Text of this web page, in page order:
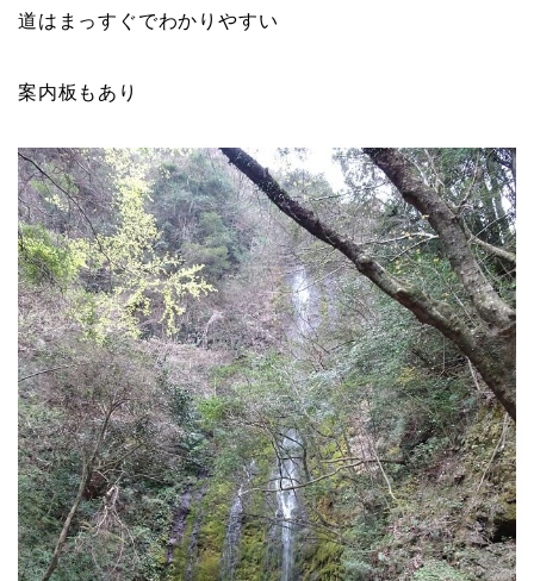
道はまっすぐでわかりやすい
案内板もあり